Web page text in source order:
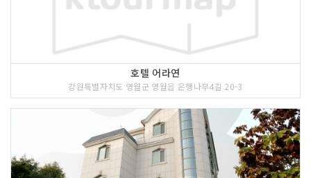
호텔 어라연
강원특별자치도 영월군 영월읍 은행나무4길 20-3